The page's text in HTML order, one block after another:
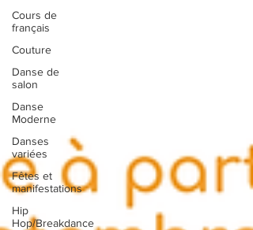
Cours de
français
Couture
Danse de
salon
Danse
Moderne
Danses
variées
Fêtes et
manifestations
Hip
Hop/Breakdance